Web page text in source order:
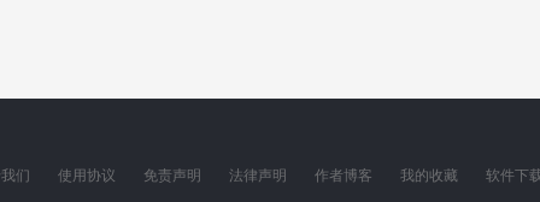
们 使用协议 免责声明 法律声明 作者博客 我的收藏 软件下